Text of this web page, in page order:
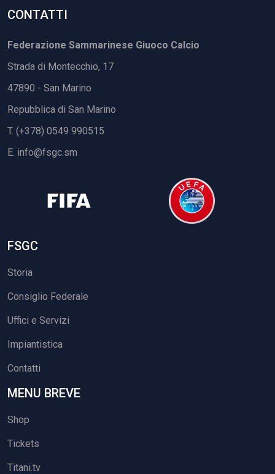
CONTATTI
Federazione Sammarinese Giuoco Calcio
Strada di Montecchio, 17
47890 - San Marino
Repubblica di San Marino
T. (+378) 0549 990515
E. info@fsgc.sm
FSGC
Storia
Consiglio Federale
Uffici e Servizi
Impiantistica
Contatti
MENU BREVE
Shop
Tickets
Titani.tv